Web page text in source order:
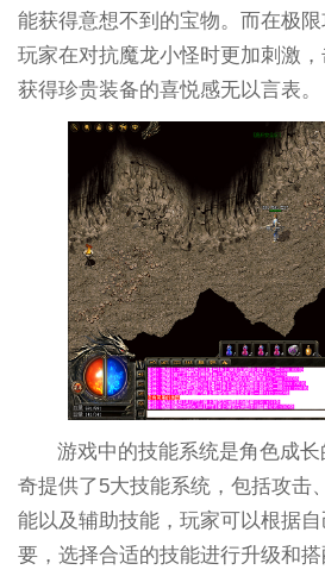
能获得意想不到的宝物。而在极限
玩家在对抗魔龙小怪时更加刺激
获得珍贵装备的喜悦感无以言表。
游戏中的技能系统是角色成
奇提供了5大技能系统，包括攻击
能以及辅助技能，玩家可以根据
要，选择合适的技能进行升级和